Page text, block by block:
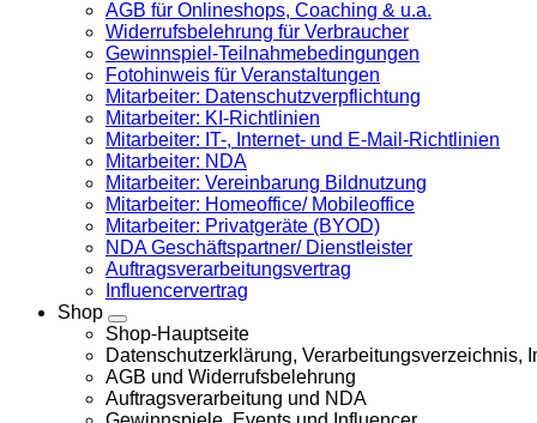
AGB für Onlineshops, Coaching & u.a.
Widerrufsbelehrung für Verbraucher
Gewinnspiel-Teilnahmebedingungen
Fotohinweis für Veranstaltungen
Mitarbeiter: Datenschutzverpflichtung
Mitarbeiter: KI-Richtlinien
Mitarbeiter: IT-, Internet- und E-Mail-Richtlinien
Mitarbeiter: NDA
Mitarbeiter: Vereinbarung Bildnutzung
Mitarbeiter: Homeoffice/ Mobileoffice
Mitarbeiter: Privatgeräte (BYOD)
NDA Geschäftspartner/ Dienstleister
Auftragsverarbeitungsvertrag
Influencervertrag
Shop
Shop-Hauptseite
Datenschutzerklärung, Verarbeitungsverzeichnis,
AGB und Widerrufsbelehrung
Auftragsverarbeitung und NDA